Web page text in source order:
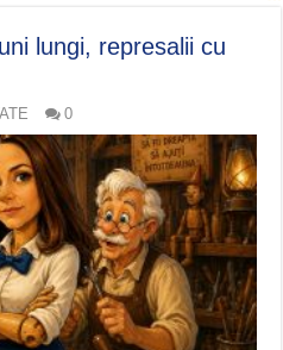
lungi, represalii cu
0